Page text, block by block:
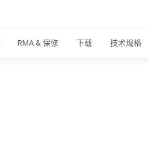
RMA & 保修 下载 技术规格